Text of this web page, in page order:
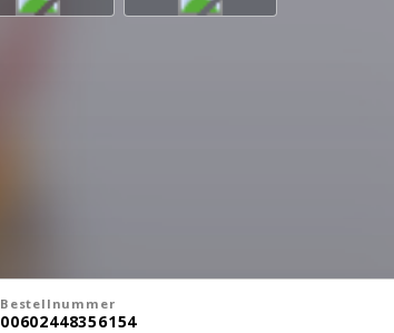
Bestellnummer
00602448356154